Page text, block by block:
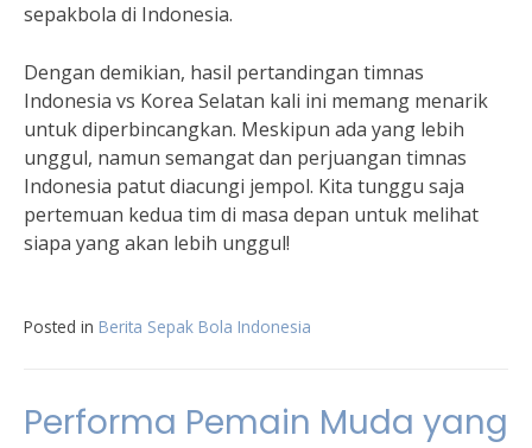
sepakbola di Indonesia.
Dengan demikian, hasil pertandingan timnas
Indonesia vs Korea Selatan kali ini memang menarik
untuk diperbincangkan. Meskipun ada yang lebih
unggul, namun semangat dan perjuangan timnas
Indonesia patut diacungi jempol. Kita tunggu saja
pertemuan kedua tim di masa depan untuk melihat
siapa yang akan lebih unggul!
Posted in Berita Sepak Bola Indonesia
Performa Pemain Muda yang